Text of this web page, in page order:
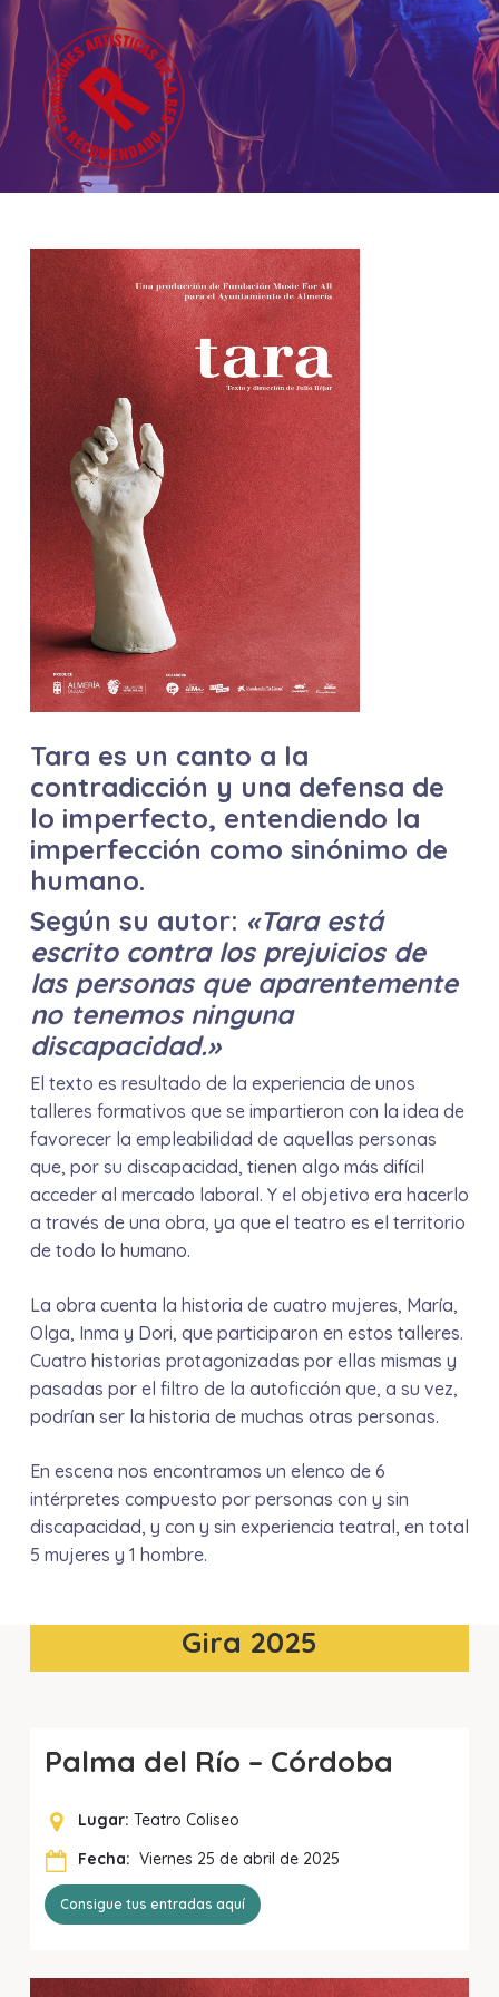
Tara es un canto a la
contradicción y una defensa de
lo imperfecto, entendiendo la
imperfección como sinónimo de
humano.
Según su autor: «Tara está
escrito contra los prejuicios de
las personas que aparentemente
no tenemos ninguna
discapacidad.»
El texto es resultado de la experiencia de unos
talleres formativos que se impartieron con la idea de
favorecer la empleabilidad de aquellas personas
que, por su discapacidad, tienen algo más difícil
acceder al mercado laboral. Y el objetivo era hacerlo
a través de una obra, ya que el teatro es el territorio
de todo lo humano.
La obra cuenta la historia de cuatro mujeres, María,
Olga, Inma y Dori, que participaron en estos talleres.
Cuatro historias protagonizadas por ellas mismas y
pasadas por el filtro de la autoficción que, a su vez,
podrían ser la historia de muchas otras personas.
En escena nos encontramos un elenco de 6
intérpretes compuesto por personas con y sin
discapacidad, y con y sin experiencia teatral, en total
5 mujeres y 1 hombre.
Gira 2025
Palma del Río – Córdoba
Lugar:Teatro Coliseo
Fecha: Viernes 25 de abril de 2025
Consigue tus entradas aquí